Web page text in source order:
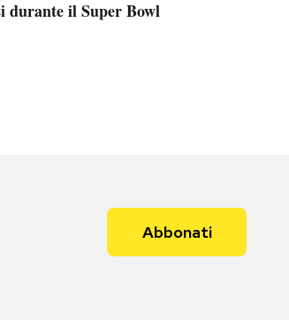
durante il Super Bowl
Abbonati